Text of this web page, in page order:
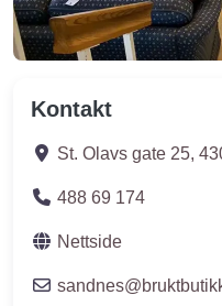
Kontakt
St. Olavs gate 25,
488 69 174
Nettside
sandnes@